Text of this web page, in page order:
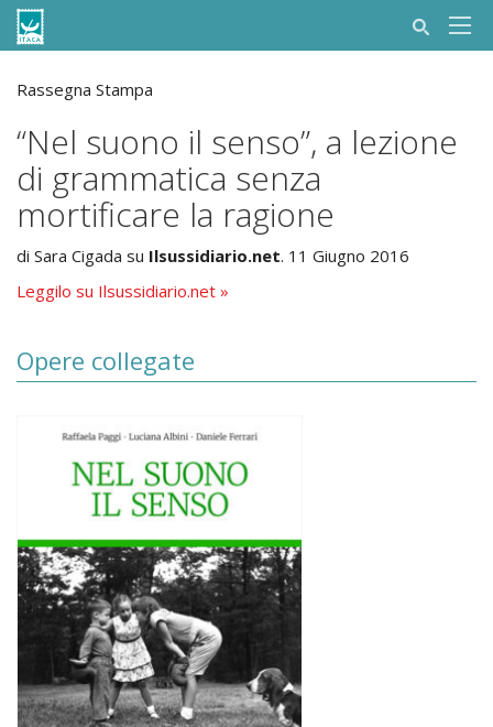
Rassegna Stampa
“Nel suono il senso”, a lezione
di grammatica senza
mortificare la ragione
di Sara Cigada su Ilsussidiario.net. 11 Giugno 2016
Leggilo su Ilsussidiario.net »
Opere collegate